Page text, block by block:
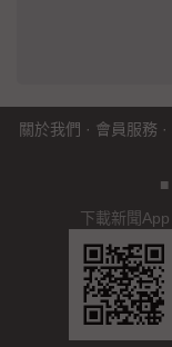
關於我們 · 會員服務 ·
■
下載新聞App